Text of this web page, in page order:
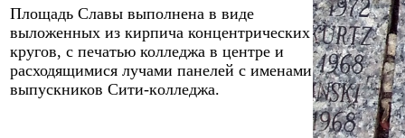
Площадь Славы выполнена в виде
выложенных из кирпича концентрических
кругов, с печатью колледжа в центре и
расходящимися лучами панелей с именами
выпускников Сити-колледжа.